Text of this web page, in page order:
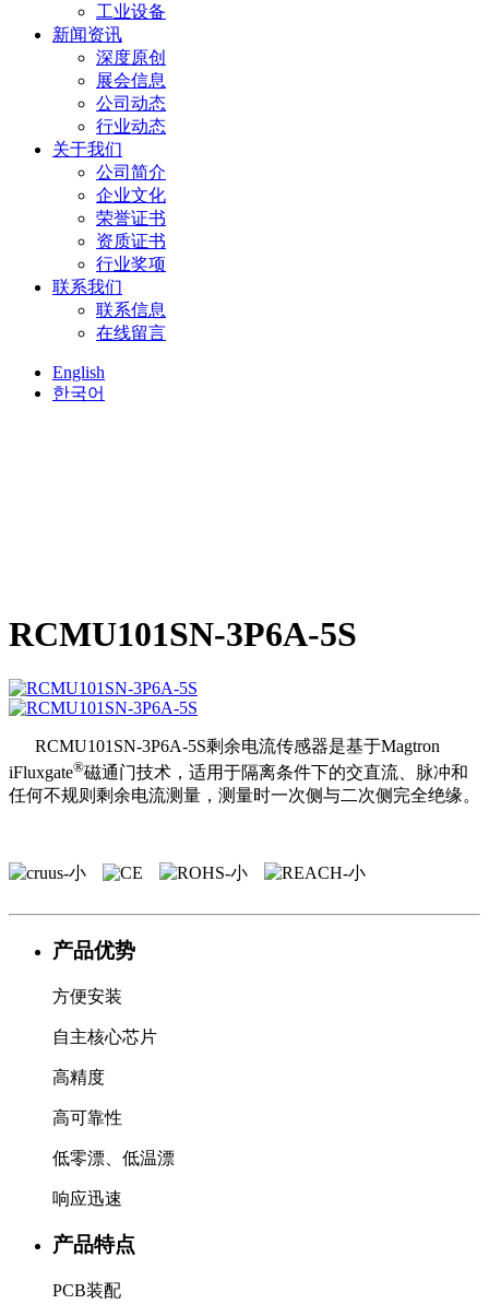
工业设备
新闻资讯
深度原创
展会信息
公司动态
行业动态
关于我们
公司简介
企业文化
荣誉证书
资质证书
行业奖项
联系我们
联系信息
在线留言
English
한국어
RCMU101SN-3P6A-5S
RCMU101SN-3P6A-5S剩余电流传感器是基于Magtron
iFluxgate®磁通门技术，适用于隔离条件下的交直流、脉冲和
任何不规则剩余电流测量，测量时一次侧与二次侧完全绝缘。
产品优势
方便安装
自主核心芯片
高精度
高可靠性
低零漂、低温漂
响应迅速
产品特点
PCB装配